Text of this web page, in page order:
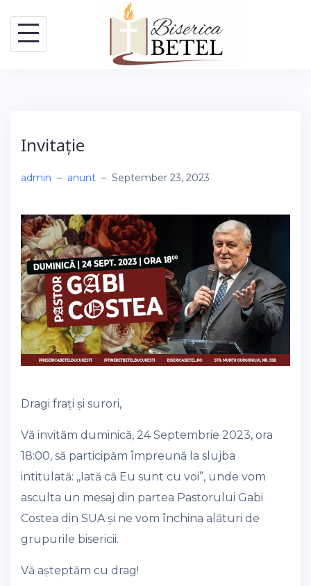
content
Invitație
admin – anunt – September 23, 2023
Dragi frați și surori,
Vă invităm duminică, 24 Septembrie 2023, ora
18:00, să participăm împreună la slujba
intitulată: ,,Iată că Eu sunt cu voi”, unde vom
asculta un mesaj din partea Pastorului Gabi
Costea din SUA și ne vom închina alături de
grupurile bisericii.
Vă așteptăm cu drag!